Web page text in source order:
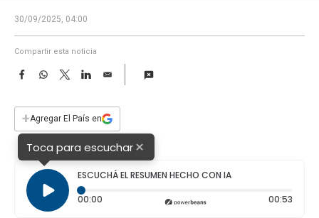
30/09/2025, 04:00
Compartir esta noticia
F
e
b
o
o
W
s
p
p
T
w
t
r
L
I
n
E
i
l
+Agregar El País en
Toca para escuchar×
ESCUCHÁ EL RESUMEN HECHO CON IA
00:00 Tiempo transcurrido: 0 segundos 00:53